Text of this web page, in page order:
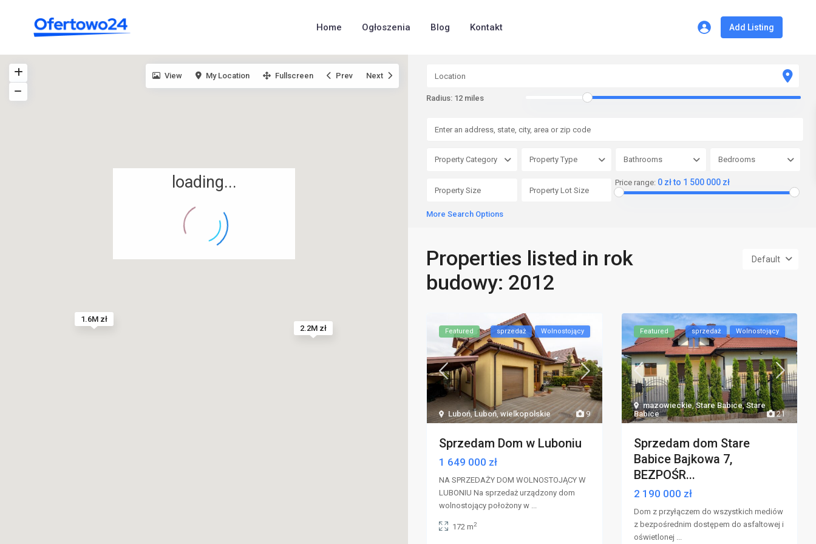
Home Ogłoszenia Blog Kontakt Add Listing
1.6M zł
2.2M zł
loading...
View My Location Fullscreen Prev Next
Radius: 12 miles
Property Category Property Type Bathrooms Bedrooms
Price range: 0 zł to 1 500 000 zł
More Search Options
Default
Properties listed in rok
budowy: 2012
9
Luboń,Luboń, wielkopolskie
Featured sprzedaż Wolnostojący
Sprzedam Dom w Luboniu
1 649 000 zł
NA SPRZEDAŻY DOM WOLNOSTOJĄCY W
LUBONIU Na sprzedaż urządzony dom
wolnostojący położony w ...
172 m2
21
mazowieckie,Stare Babice,Stare
Babice
Featured sprzedaż Wolnostojący
Sprzedam dom Stare
Babice Bajkowa 7,
BEZPOŚR...
2 190 000 zł
Dom z przyłączem do wszystkich mediów
z bezpośrednim dostępem do asfaltowej i
oświetlonej